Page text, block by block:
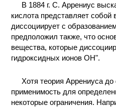
В 1884 г. С. Аррениус
кислота представляет собой
диссоциирует с
предположил также, что
вещества, которые
гидроксидных ионов ОН".
Хотя теория Аррениуса
применимость для
некоторые ограничения.